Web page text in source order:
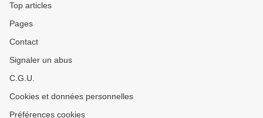
Top articles
Pages
Contact
Signaler un abus
C.G.U.
Cookies et données personnelles
Préférences cookies